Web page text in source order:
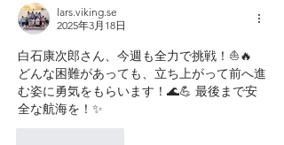
lars.viking.se
2025年3月18日
白石康次郎さん、今週も全力で挑戦！⛵🔥
どんな困難があっても、立ち上がって前へ進
む姿に勇気をもらいます！🌊💪 最後まで安
全な航海を！✨